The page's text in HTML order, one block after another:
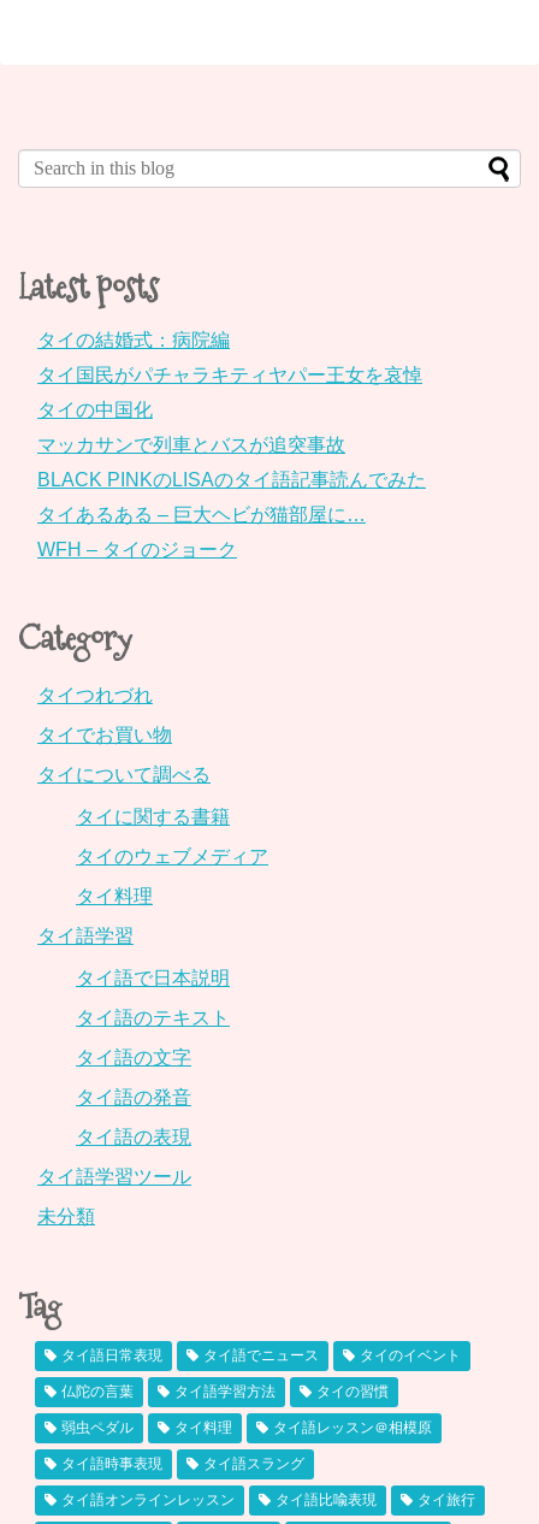
Latest posts
タイの結婚式：病院編
タイ国民がパチャラキティヤパー王女を哀悼
タイの中国化
マッカサンで列車とバスが追突事故
BLACK PINKのLISAのタイ語記事読んでみた
タイあるある – 巨大ヘビが猫部屋に…
WFH – タイのジョーク
Category
タイつれづれ
タイでお買い物
タイについて調べる
タイに関する書籍
タイのウェブメディア
タイ料理
タイ語学習
タイ語で日本説明
タイ語のテキスト
タイ語の文字
タイ語の発音
タイ語の表現
タイ語学習ツール
未分類
Tag
タイ語日常表現 タイ語でニュース タイのイベント
仏陀の言葉 タイ語学習方法 タイの習慣
弱虫ペダル タイ料理 タイ語レッスン＠相模原
タイ語時事表現 タイ語スラング
タイ語オンラインレッスン タイ語比喩表現 タイ旅行